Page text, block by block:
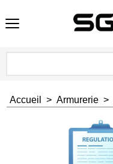
Accueil > Armurerie >